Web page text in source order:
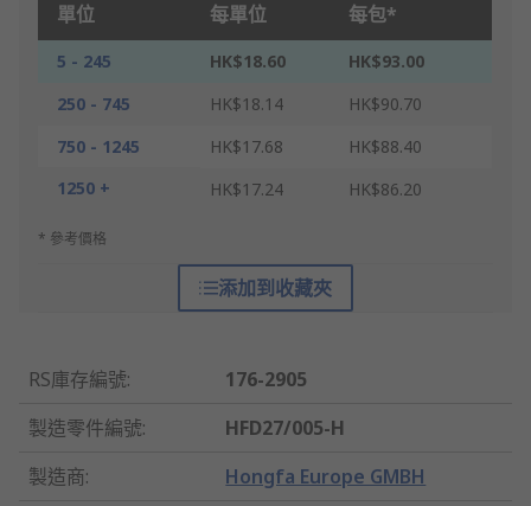
單位 每單位 每包*
5 - 245 HK$18.60
HK$93.00
250 - 745
HK$18.14
HK$90.70
750 - 1245
HK$17.68
HK$88.40
1250 +
HK$17.24 HK$86.20
* 參考價格
添加到收藏夾
RS庫存編號:
176-2905
製造零件編號:
HFD27/005-H
製造商: Hongfa Europe GMBH